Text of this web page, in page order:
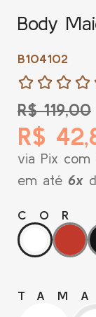
Body
B104102
R$ 119,00
R$
via Pix com
em até 6x
COR